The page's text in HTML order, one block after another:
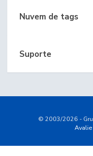
Nuvem de tags
Suporte
© 2003/2026 -